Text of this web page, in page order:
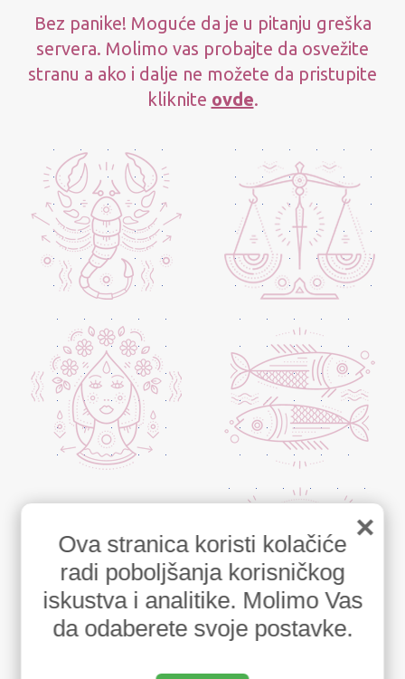
Bez panike! Moguće da je u pitanju greška
servera. Molimo vas probajte da osvežite
stranu a ako i dalje ne možete da pristupite
kliknite ovde.
×
Ova stranica koristi kolačiće
radi poboljšanja korisničkog
iskustva i analitike. Molimo Vas
da odaberete svoje postavke.